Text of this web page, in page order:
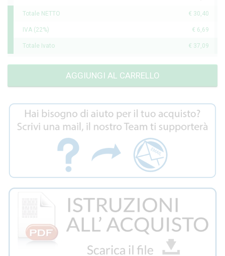
Totale NETTO € 30,40
IVA (22%) € 6,69
Totale Ivato € 37,09
AGGIUNGI AL CARRELLO